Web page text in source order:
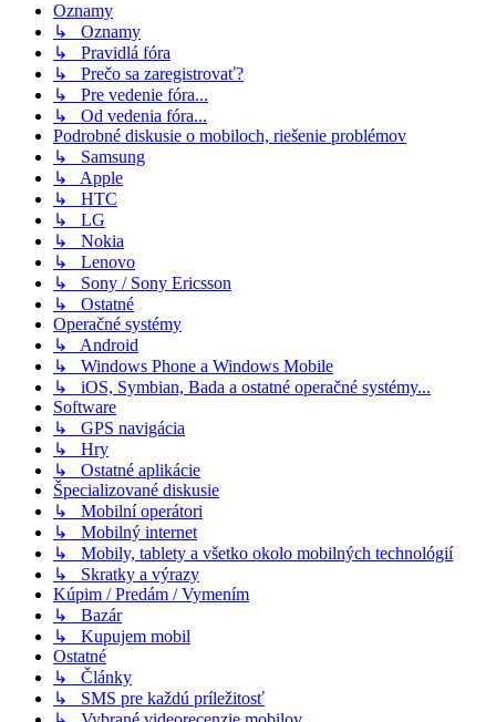
Oznamy
↳ Oznamy
↳ Pravidlá fóra
↳ Prečo sa zaregistrovať?
↳ Pre vedenie fóra...
↳ Od vedenia fóra...
Podrobné diskusie o mobiloch, riešenie problémov
↳ Samsung
↳ Apple
↳ HTC
↳ LG
↳ Nokia
↳ Lenovo
↳ Sony / Sony Ericsson
↳ Ostatné
Operačné systémy
↳ Android
↳ Windows Phone a Windows Mobile
↳ iOS, Symbian, Bada a ostatné operačné systémy...
Software
↳ GPS navigácia
↳ Hry
↳ Ostatné aplikácie
Špecializované diskusie
↳ Mobilní operátori
↳ Mobilný internet
↳ Mobily, tablety a všetko okolo mobilných technológií
↳ Skratky a výrazy
Kúpim / Predám / Vymením
↳ Bazár
↳ Kupujem mobil
Ostatné
↳ Články
↳ SMS pre každú príležitosť